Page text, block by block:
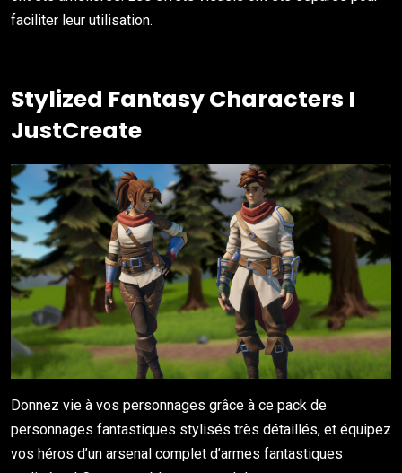
faciliter leur utilisation.
Stylized Fantasy Characters I
JustCreate
Donnez vie à vos personnages grâce à ce pack de
personnages fantastiques stylisés très détaillés, et équipez
vos héros d’un arsenal complet d’armes fantastiques